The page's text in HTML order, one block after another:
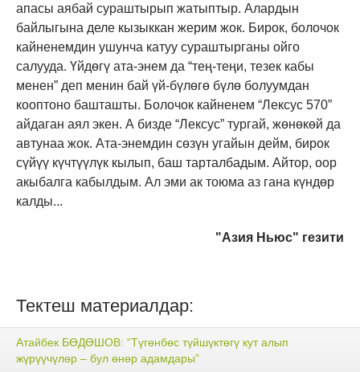
апасы аябай сураштырып жатыптыр. Алардын
байлыгына деле кызыккан жерим жок. Бирок, болочок
кайненемдин ушунча катуу сураштырганы ойго
салууда. Үйдөгү ата-энем да “тең-теңи, тезек кабы
менен” деп менин бай үй-бүлөгө бүлө болуумдан
кооптоно башташты. Болочок кайненем “Лексус 570”
айдаган аял экен. А бизде “Лексус” тургай, жөнөкөй да
автунаа жок. Ата-энемдин сөзүн угайын дейм, бирок
сүйүү күчтүүлүк кылып, баш тарталбадым. Айтор, оор
акыбалга кабылдым. Ал эми ак тоюма аз гана күндөр
калды...
"Азия Ньюс" гезити
Тектеш материалдар:
Атайбек БӨДӨШОВ: “Түгөнбөс түйшүктөгү кут алып
жүрүүчүлөр – бул өнөр адамдары”